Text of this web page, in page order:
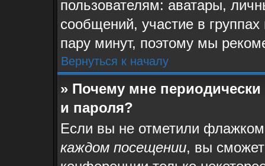
пользователям: аватары,
сообщений, участие в группах
пару минут, поэтому мы
Вернуться к началу
» Почему мне
и пароля?
Если вы не отметили
каждом посещении, вы